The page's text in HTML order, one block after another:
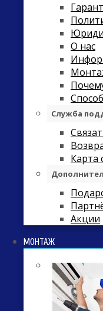
О нас
Служба
Карта
Акции
МОНТАЖ